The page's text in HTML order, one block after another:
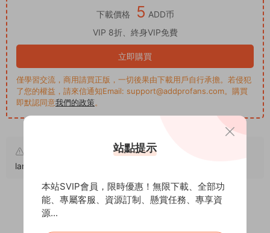
下載價格 5 ADD币
VIP 8折、終身VIP免費
立即購買
僅學習交流，商用請買正版，一切後果由下載用戶自行承擔。若侵犯
了您的權益，請來信通知Email: support@addprofans.com。購買
即默認同意我們的政策。
https://addprofans.com/deoxa-angular-10-
landing-page-website/
站點提示
本站SVIP會員，限時優惠！無限下載、全部功
能、專屬客服、資源訂制、懸賞任務、專享資
源...